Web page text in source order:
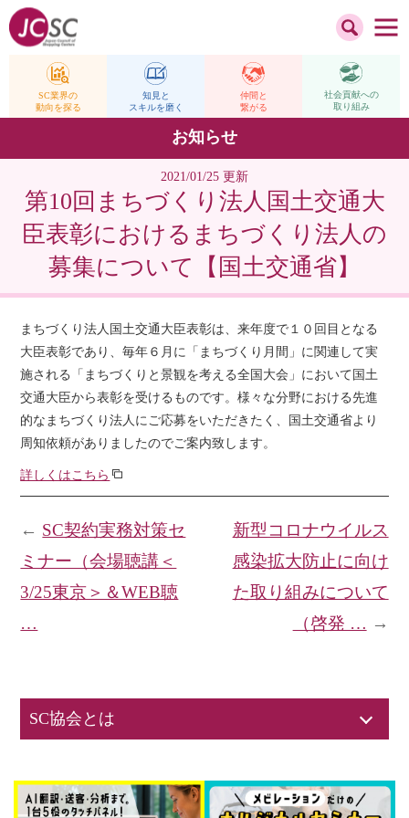
SC業界の
動向を探る
知見と
スキルを磨く
仲間と
繋がる
社会貢献への
取り組み
お知らせ
2021/01/25 更新
第10回まちづくり法人国土交通大
臣表彰におけるまちづくり法人の
募集について【国土交通省】
まちづくり法人国土交通大臣表彰は、来年度で１０回目となる
大臣表彰であり、毎年６月に「まちづくり月間」に関連して実
施される「まちづくりと景観を考える全国大会」において国土
交通大臣から表彰を受けるものです。様々な分野における先進
的なまちづくり法人にご応募をいただきたく、国土交通省より
周知依頼がありましたのでご案内致します。
詳しくはこちら
新型コロナウイルス
感染拡大防止に向け
た取り組みについて
（啓発 … →
← SC契約実務対策セ
ミナー（会場聴講＜
3/25東京＞＆WEB聴
…
SC協会とは